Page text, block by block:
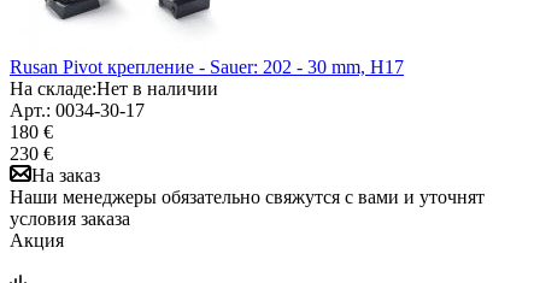
Rusan Pivot крепление - Sauer: 202 - 30 mm, H17
На складе:Нет в наличии
Арт.: 0034-30-17
180 €
230 €
На заказ
Наши менеджеры обязательно свяжутся с вами и уточнят
условия заказа
Акция